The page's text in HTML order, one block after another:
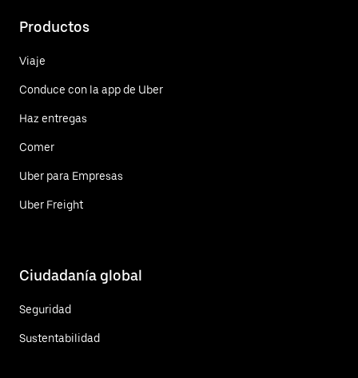
Productos
Viaje
Conduce con la app de Uber
Haz entregas
Comer
Uber para Empresas
Uber Freight
Ciudadanía global
Seguridad
Sustentabilidad